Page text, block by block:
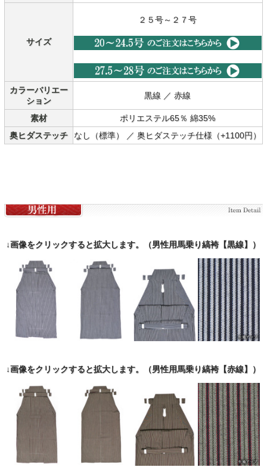
サイズ
２５号～２７号
カラーバリエー
ション
黒線 ／ 赤線
素材
ポリエステル65％ 綿35%
奥ヒダステッチ
なし（標準） ／ 奥ヒダステッチ仕様（+1100円）
↓画像をクリックすると拡大します。（男性用馬乗り縞袴【黒線】）
↓画像をクリックすると拡大します。（男性用馬乗り縞袴【赤線】）